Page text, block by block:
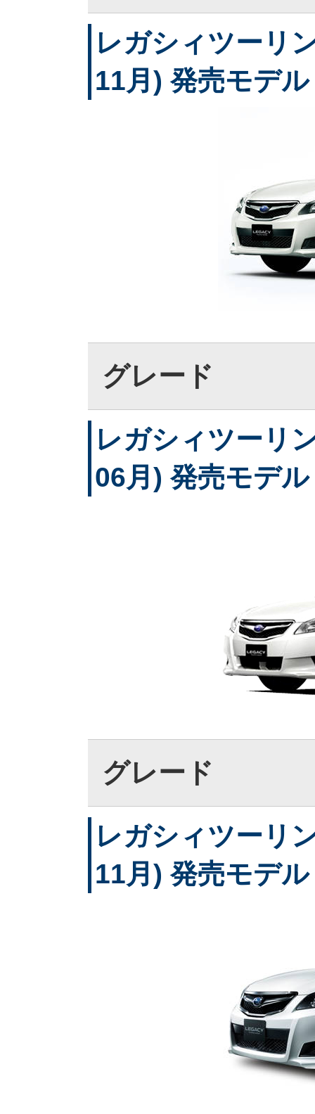
レガシィツーリ
11月) 発売モデル
グレード
レガシィツーリ
06月) 発売モデル
グレード
レガシィツーリ
11月) 発売モデル